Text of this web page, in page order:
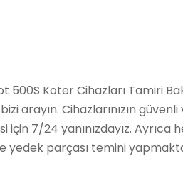
500S Koter Cihazları Tamiri
arayın. Cihazlarınızın
için 7/24 yanınızdayız. Ayrıca
yedek parçası temini